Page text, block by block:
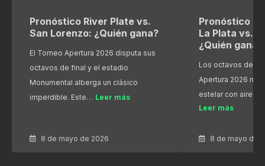
Pronóstico River Plate vs.
San Lorenzo: ¿Quién gana?
El Torneo Apertura 2026 disputa sus
octavos de final y el estadio
Monumental alberga un clásico
imperdible. Este… Leer más
8 de mayo de 2026
Pronóstico
La Plata vs.
¿Quién gana?
Los octavos de
Apertura 2026
estelar con aires
Leer más
8 de mayo de